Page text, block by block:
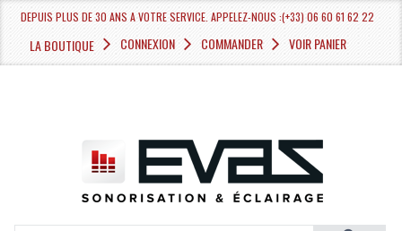
DEPUIS PLUS DE 30 ANS A VOTRE SERVICE. APPELEZ-NOUS :(+33) 06 60 61 62 22
LA BOUTIQUE CONNEXION COMMANDER VOIR PANIER